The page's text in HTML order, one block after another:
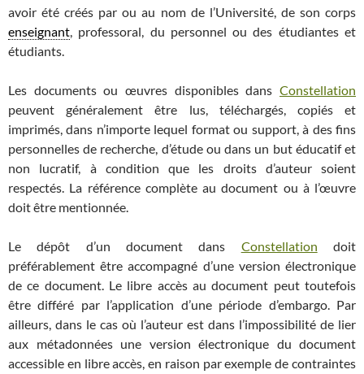
avoir été créés par ou au nom de l’Université, de son corps
enseignant, professoral, du personnel ou des étudiantes et
étudiants.
Les documents ou œuvres disponibles dans Constellation
peuvent généralement être lus, téléchargés, copiés et
imprimés, dans n’importe lequel format ou support, à des fins
personnelles de recherche, d’étude ou dans un but éducatif et
non lucratif, à condition que les droits d’auteur soient
respectés. La référence complète au document ou à l’œuvre
doit être mentionnée.
Le dépôt d’un document dans Constellation doit
préférablement être accompagné d’une version électronique
de ce document. Le libre accès au document peut toutefois
être différé par l’application d’une période d’embargo. Par
ailleurs, dans le cas où l’auteur est dans l’impossibilité de lier
aux métadonnées une version électronique du document
accessible en libre accès, en raison par exemple de contraintes